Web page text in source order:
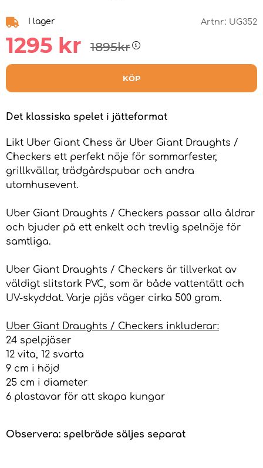
I lager Artnr: UG352
1895kr
1295 kr
KÖP
Det klassiska spelet i jätteformat
Likt Uber Giant Chess är Uber Giant Draughts /
Checkers ett perfekt nöje för sommarfester,
grillkvällar, trädgårdspubar och andra
utomhusevent.
Uber Giant Draughts / Checkers passar alla åldrar
och bjuder på ett enkelt och trevlig spelnöje för
samtliga.
Uber Giant Draughts / Checkers är tillverkat av
väldigt slitstark PVC, som är både vattentätt och
UV-skyddat. Varje pjäs väger cirka 500 gram.
Uber Giant Draughts / Checkers inkluderar:
24 spelpjäser
12 vita, 12 svarta
9 cm i höjd
25 cm i diameter
6 plastavar för att skapa kungar
Observera: spelbräde säljes separat